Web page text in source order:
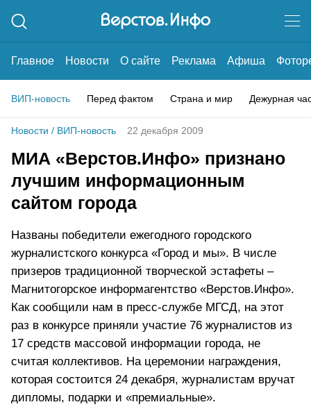
Главное Новости О сайте Реклама Афиша
ВИП-новость Перед фактом Страна и мир Дежурная
Новости / ВИП-новость 22 декабря 2009
МИА «Верстов.Инфо» признано
лучшим информационным
сайтом города
Названы победители ежегодного городского
журналистского конкурса «Город и мы». В числе
призеров традиционной творческой эстафеты –
Магнитогорское информагентство «Верстов.Инфо».
Как сообщили нам в пресс-службе МГСД, на этот
раз в конкурсе приняли участие 76 журналистов из
17 средств массовой информации города, не
считая коллективов. На церемонии награждения,
которая состоится 24 декабря, журналистам вручат
дипломы, подарки и «премиальные».